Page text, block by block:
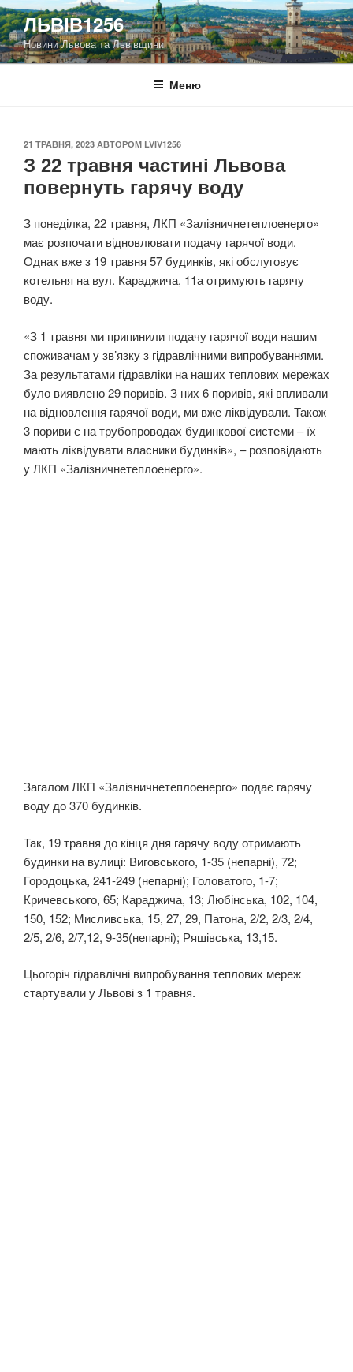
Перейти
до
вмісту
ЛЬВІВ1256
Новини Львова та Львівщини
Меню
ОПУБЛІКОВАНО
21 ТРАВНЯ, 2023 АВТОРОМ LVIV1256
З 22 травня частині Львова
повернуть гарячу воду
З понеділка, 22 травня, ЛКП «Залізничнетеплоенерго»
має розпочати відновлювати подачу гарячої води.
Однак вже з 19 травня 57 будинків, які обслуговує
котельня на вул. Караджича, 11а отримують гарячу
воду.
«З 1 травня ми припинили подачу гарячої води нашим
споживачам у зв’язку з гідравлічними випробуваннями.
За результатами гідравліки на наших теплових мережах
було виявлено 29 поривів. З них 6 поривів, які впливали
на відновлення гарячої води, ми вже ліквідували. Також
3 пориви є на трубопроводах будинкової системи – їх
мають ліквідувати власники будинків», – розповідають
у ЛКП «Залізничнетеплоенерго».
Загалом ЛКП «Залізничнетеплоенерго» подає гарячу
воду до 370 будинків.
Так, 19 травня до кінця дня гарячу воду отримають
будинки на вулиці: Виговського, 1-35 (непарні), 72;
Городоцька, 241-249 (непарні); Головатого, 1-7;
Кричевського, 65; Караджича, 13; Любінська, 102, 104,
150, 152; Мисливська, 15, 27, 29, Патона, 2/2, 2/3, 2/4,
2/5, 2/6, 2/7,12, 9-35(непарні); Ряшівська, 13,15.
Цьогоріч гідравлічні випробування теплових мереж
стартували у Львові з 1 травня.